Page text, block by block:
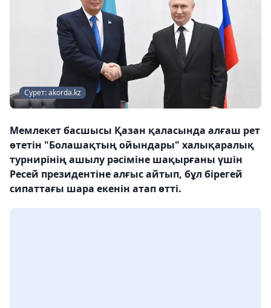
Сурет: akorda.kz
Мемлекет басшысы Қазан қаласында алғаш рет
өтетін "Болашақтың ойындары" халықаралық
турнирінің ашылу рәсіміне шақырғаны үшін
Ресей президентіне алғыс айтып, бұл бірегей
сипаттағы шара екенін атап өтті.